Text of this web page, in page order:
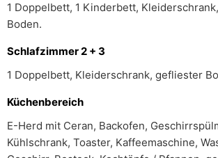
1 Doppelbett, 1 Kinderbett,
Boden.
Schlafzimmer 2 + 3
1 Doppelbett, Kleiderschrank, gefliester
Küchenbereich
E-Herd mit Ceran, Backofen,
Kühlschrank, Toaster, Kaffeemaschine,